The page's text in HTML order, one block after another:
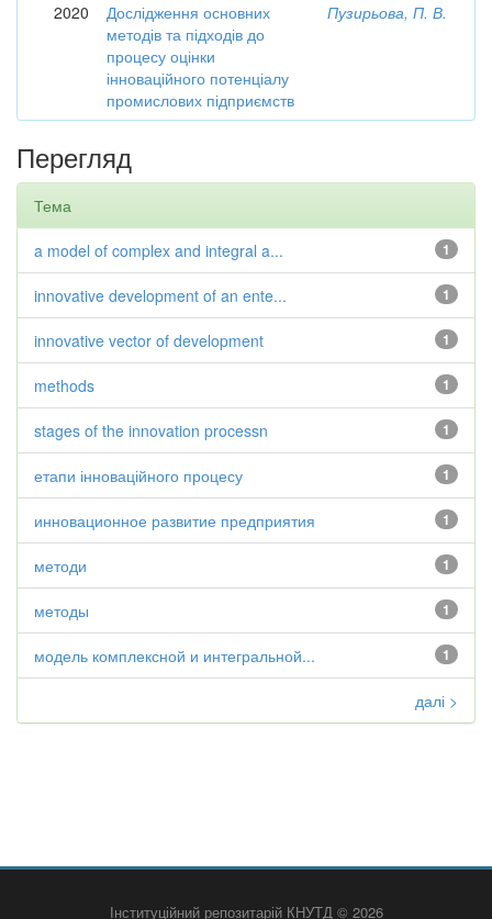
2020
Дослідження основних
методів та підходів до
процесу оцінки
інноваційного потенціалу
промислових підприємств
Пузирьова, П. В.
Перегляд
Тема
1
a model of complex and integral a...
1
innovative development of an ente...
1
innovative vector of development
1
methods
1
stages of the innovation processn
1
етапи інноваційного процесу
1
инновационное развитие предприятия
1
методи
1
методы
1
модель комплексной и интегральной...
далі >
Інституційний репозитарій КНУТД © 2026